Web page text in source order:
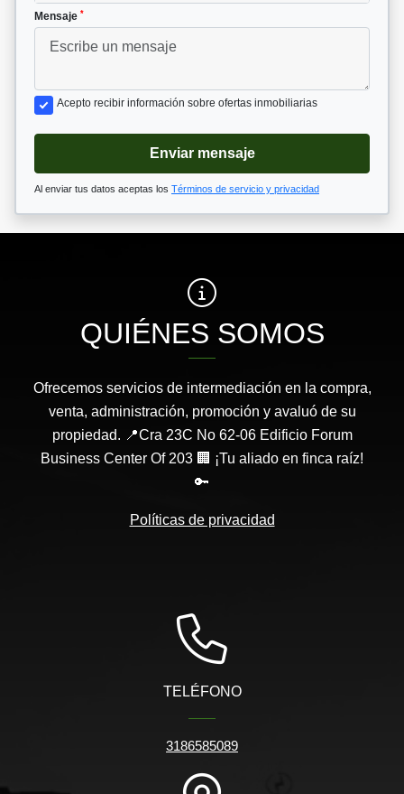
Mensaje *
Acepto recibir información sobre ofertas inmobiliarias
Enviar mensaje
Al enviar tus datos aceptas los Términos de servicio y privacidad
QUIÉNES SOMOS
Ofrecemos servicios de intermediación en la compra,
venta, administración, promoción y avaluó de su
propiedad. 📍Cra 23C No 62-06 Edificio Forum
Business Center Of 203 🏢 ¡Tu aliado en finca raíz!
🔑
Políticas de privacidad
TELÉFONO
3186585089